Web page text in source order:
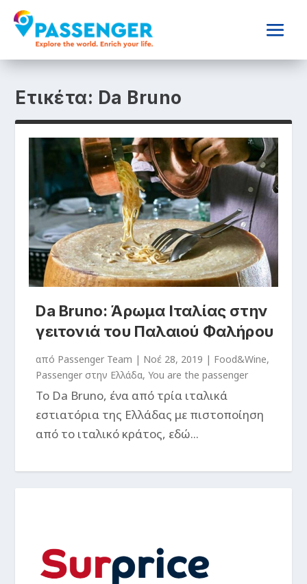
Ετικέτα: Da Bruno
Da Bruno: Άρωμα Ιταλίας στην
γειτονιά του Παλαιού Φαλήρου
από Passenger Team | Νοέ 28, 2019 | Food&Wine,
Passenger στην Ελλάδα,You are the passenger
Το Da Bruno, ένα από τρία ιταλικά
εστιατόρια της Ελλάδας με πιστοποίηση
από το ιταλικό κράτος, εδώ...